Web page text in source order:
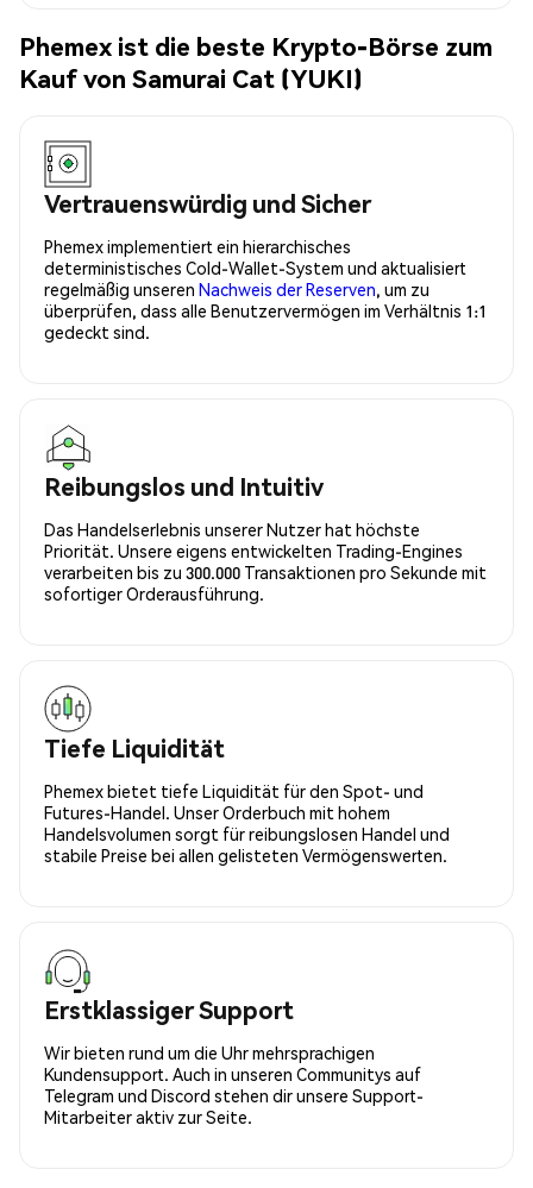
Phemex ist die beste Krypto-Börse zum
Kauf von Samurai Cat (YUKI)
Vertrauenswürdig und Sicher
Phemex implementiert ein hierarchisches
deterministisches Cold-Wallet-System und aktualisiert
regelmäßig unseren Nachweis der Reserven, um zu
überprüfen, dass alle Benutzervermögen im Verhältnis 1:1
gedeckt sind.
Reibungslos und Intuitiv
Das Handelserlebnis unserer Nutzer hat höchste
Priorität. Unsere eigens entwickelten Trading-Engines
verarbeiten bis zu 300.000 Transaktionen pro Sekunde mit
sofortiger Orderausführung.
Tiefe Liquidität
Phemex bietet tiefe Liquidität für den Spot- und
Futures-Handel. Unser Orderbuch mit hohem
Handelsvolumen sorgt für reibungslosen Handel und
stabile Preise bei allen gelisteten Vermögenswerten.
Erstklassiger Support
Wir bieten rund um die Uhr mehrsprachigen
Kundensupport. Auch in unseren Communitys auf
Telegram und Discord stehen dir unsere Support-
Mitarbeiter aktiv zur Seite.